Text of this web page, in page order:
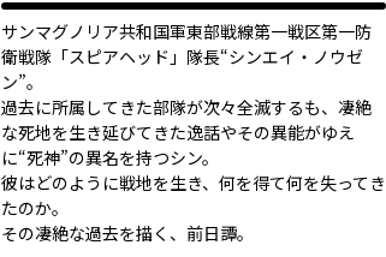
サンマグノリア共和国軍東部戦線第一戦区第一防
衛戦隊「スピアヘッド」隊長“シンエイ・ノウゼ
ン”。
過去に所属してきた部隊が次々全滅するも、凄絶
な死地を生き延びてきた逸話やその異能がゆえ
に“死神”の異名を持つシン。
彼はどのように戦地を生き、何を得て何を失ってき
たのか。
その凄絶な過去を描く、前日譚――。